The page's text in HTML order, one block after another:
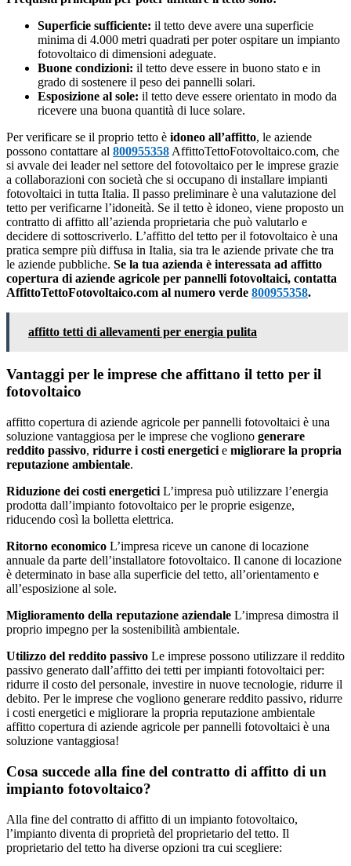
Superficie sufficiente: il tetto deve avere una superficie
minima di 4.000 metri quadrati per poter ospitare un impianto
fotovoltaico di dimensioni adeguate.
Buone condizioni: il tetto deve essere in buono stato e in
grado di sostenere il peso dei pannelli solari.
Esposizione al sole: il tetto deve essere orientato in modo da
ricevere una buona quantità di luce solare.
Per verificare se il proprio tetto è idoneo all’affitto, le aziende
possono contattare al 800955358 AffittoTettoFotovoltaico.com, che
si avvale dei leader nel settore del fotovoltaico per le imprese grazie
a collaborazioni con società che si occupano di installare impianti
fotovoltaici in tutta Italia. Il passo preliminare è una valutazione del
tetto per verificarne l’idoneità. Se il tetto è idoneo, viene proposto un
contratto di affitto all’azienda proprietaria che può valutarlo e
decidere di sottoscriverlo. L’affitto del tetto per il fotovoltaico è una
pratica sempre più diffusa in Italia, sia tra le aziende private che tra
le aziende pubbliche. Se la tua azienda è interessata ad affitto
copertura di aziende agricole per pannelli fotovoltaici, contatta
AffittoTettoFotovoltaico.com al numero verde 800955358.
affitto tetti di allevamenti per energia pulita
Vantaggi per le imprese che affittano il tetto per il
fotovoltaico
affitto copertura di aziende agricole per pannelli fotovoltaici è una
soluzione vantaggiosa per le imprese che vogliono generare
reddito passivo, ridurre i costi energetici e migliorare la propria
reputazione ambientale.
Riduzione dei costi energetici L’impresa può utilizzare l’energia
prodotta dall’impianto fotovoltaico per le proprie esigenze,
riducendo così la bolletta elettrica.
Ritorno economico L’impresa riceve un canone di locazione
annuale da parte dell’installatore fotovoltaico. Il canone di locazione
è determinato in base alla superficie del tetto, all’orientamento e
all’esposizione al sole.
Miglioramento della reputazione aziendale L’impresa dimostra il
proprio impegno per la sostenibilità ambientale.
Utilizzo del reddito passivo Le imprese possono utilizzare il reddito
passivo generato dall’affitto dei tetti per impianti fotovoltaici per:
ridurre il costo del personale, investire in nuove tecnologie, ridurre il
debito. Per le imprese che vogliono generare reddito passivo, ridurre
i costi energetici e migliorare la propria reputazione ambientale
affitto copertura di aziende agricole per pannelli fotovoltaici è una
soluzione vantaggiosa!
Cosa succede alla fine del contratto di affitto di un
impianto fotovoltaico?
Alla fine del contratto di affitto di un impianto fotovoltaico,
l’impianto diventa di proprietà del proprietario del tetto. Il
proprietario del tetto ha diverse opzioni tra cui scegliere: